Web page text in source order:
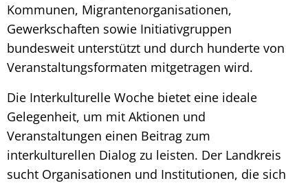
Kommunen, Migrantenorganisationen,
Gewerkschaften sowie Initiativgruppen
bundesweit unterstützt und durch hunderte von
Veranstaltungsformaten mitgetragen wird.
Die Interkulturelle Woche bietet eine ideale
Gelegenheit, um mit Aktionen und
Veranstaltungen einen Beitrag zum
interkulturellen Dialog zu leisten. Der Landkreis
sucht Organisationen und Institutionen, die sich